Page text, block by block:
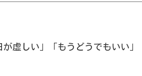
虚しい」「もうどうでもいい」